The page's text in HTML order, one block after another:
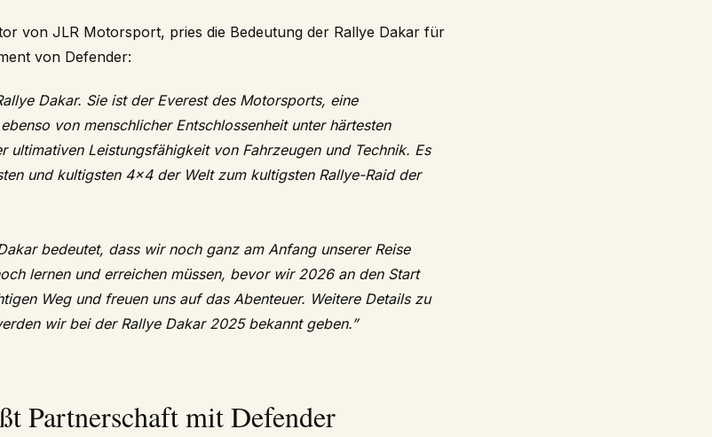
von JLR Motorsport, pries die Bedeutung der Rallye Dakar für
von Defender:
Dakar. Sie ist der Everest des Motorsports, eine
von menschlicher Entschlossenheit unter härtesten
ultimativen Leistungsfähigkeit von Fahrzeugen und Technik. Es
und kultigsten 4×4 der Welt zum kultigsten Rallye-Raid der
bedeutet, dass wir noch ganz am Anfang unserer Reise
lernen und erreichen müssen, bevor wir 2026 an den Start
Weg und freuen uns auf das Abenteuer. Weitere Details zu
wir bei der Rallye Dakar 2025 bekannt geben.”
Partnerschaft mit Defender